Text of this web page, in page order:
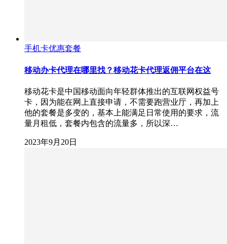
手机卡优惠套餐
移动办卡代理在哪里找？移动花卡代理返佣平台在这
移动花卡是中国移动面向年轻群体推出的互联网权益号
卡，因为能在网上直接申请，不需要跑营业厅，再加上
他的套餐是多变的，基本上能满足日常使用的要求，流
量月租低，套餐内包含的流量多，所以深…
2023年9月20日